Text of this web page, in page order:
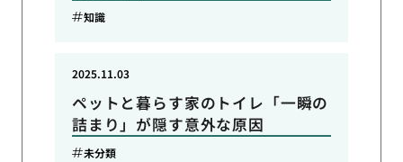
知識
ペットと暮らす家のトイレ「一瞬の
詰まり」が隠す意外な原因
2025.11.03
未分類